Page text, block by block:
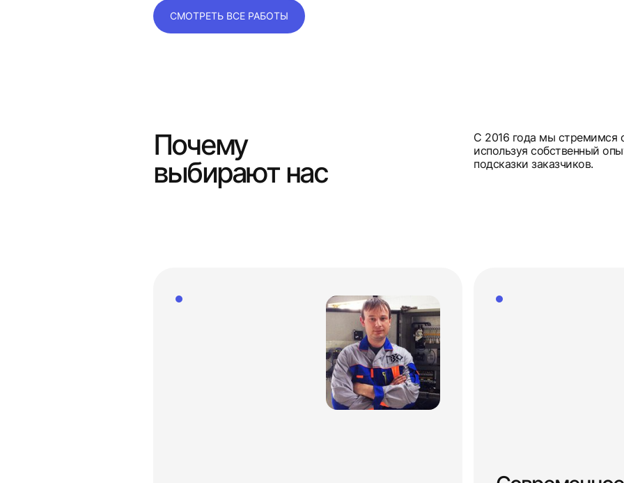
СМОТРЕТЬ ВСЕ РАБОТЫ
Почему
выбирают нас
С 2016 года мы стремимся
используя собственный
подсказки заказчиков.